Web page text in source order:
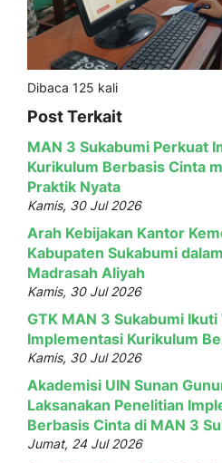
Dibaca 125 kali
Post Terkait
MAN 3 Sukabumi Perkuat
Kurikulum Berbasis Cinta
Praktik Nyata
Kamis, 30 Jul 2026
Arah Kebijakan Kantor
Kabupaten Sukabumi
Madrasah Aliyah
Kamis, 30 Jul 2026
GTK MAN 3 Sukabumi
Implementasi Kurikulum
Kamis, 30 Jul 2026
Akademisi UIN Sunan
Laksanakan Penelitian
Berbasis Cinta di MAN 3
Jumat, 24 Jul 2026